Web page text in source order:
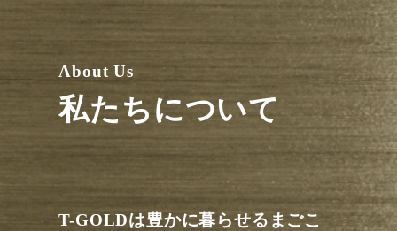
About Us
私たちについて
T-GOLDは豊かに暮らせるまごこ